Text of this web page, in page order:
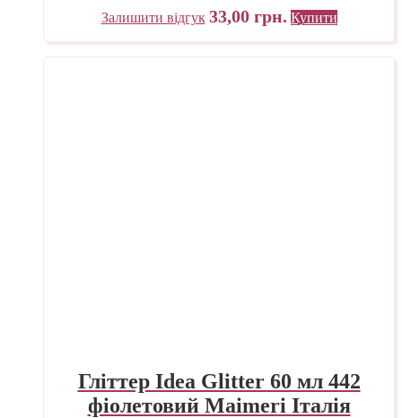
Залишити відгук 33,00 грн. Купити
Гліттер Idea Glitter 60 мл 442
фіолетовий Maimeri Італія